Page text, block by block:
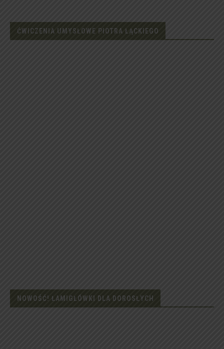
ĆWICZENIA UMYSŁOWE PIOTRA ŁĄCKIEGO
NOWOŚĆ! ŁAMIGŁÓWKI DLA DOROSŁYCH